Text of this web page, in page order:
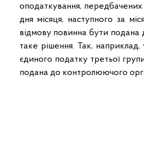
оподаткування,
дня місяця, наступного за
відмову повинна бути подана
таке рішення. Так, наприклад,
єдиного податку третьої
подана до контролюючого